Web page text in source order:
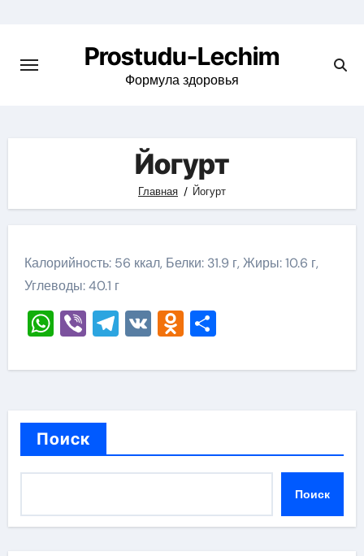
содержимому
Prostudu-Lechim
Формула здоровья
Йогурт
Главная Йогурт
Калорийность: 56 ккал, Белки: 31.9 г, Жиры: 10.6 г,
Углеводы: 40.1 г
WhatsApp
ViberTelegram
VKOdnoklassniki
Отправить
Поиск
Поиск